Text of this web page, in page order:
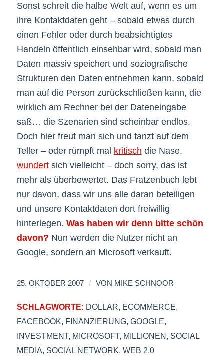
Sonst schreit die halbe Welt auf, wenn es um
ihre Kontaktdaten geht – sobald etwas durch
einen Fehler oder durch beabsichtigtes
Handeln öffentlich einsehbar wird, sobald man
Daten massiv speichert und soziografische
Strukturen den Daten entnehmen kann, sobald
man auf die Person zurückschließen kann, die
wirklich am Rechner bei der Dateneingabe
saß… die Szenarien sind scheinbar endlos.
Doch hier freut man sich und tanzt auf dem
Teller – oder rümpft mal kritisch die Nase,
wundertsich vielleicht – doch sorry, das ist
mehr als überbewertet. Das Fratzenbuch lebt
nur davon, dass wir uns alle daran beteiligen
und unsere Kontaktdaten dort freiwillig
hinterlegen. Was haben wir denn bitte schön
davon? Nun werden die Nutzer nicht an
Google, sondern an Microsoft verkauft.
25. OKTOBER 2007 / VON MIKE SCHNOOR
SCHLAGWORTE: DOLLAR, ECOMMERCE,
FACEBOOK, FINANZIERUNG, GOOGLE,
INVESTMENT, MICROSOFT, MILLIONEN, SOCIAL
MEDIA, SOCIAL NETWORK, WEB 2.0